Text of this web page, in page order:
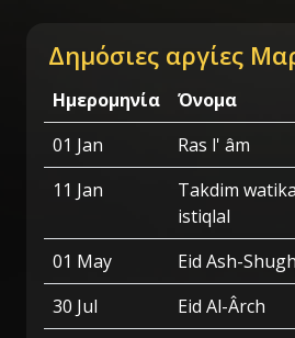
Δημόσιες αργίες
Ημερομηνία Όνομα
01 Jan
Ras l' âm
11 Jan
Takdim
istiqlal
01 May
Eid Ash-
30 Jul
Eid Al-Ârch